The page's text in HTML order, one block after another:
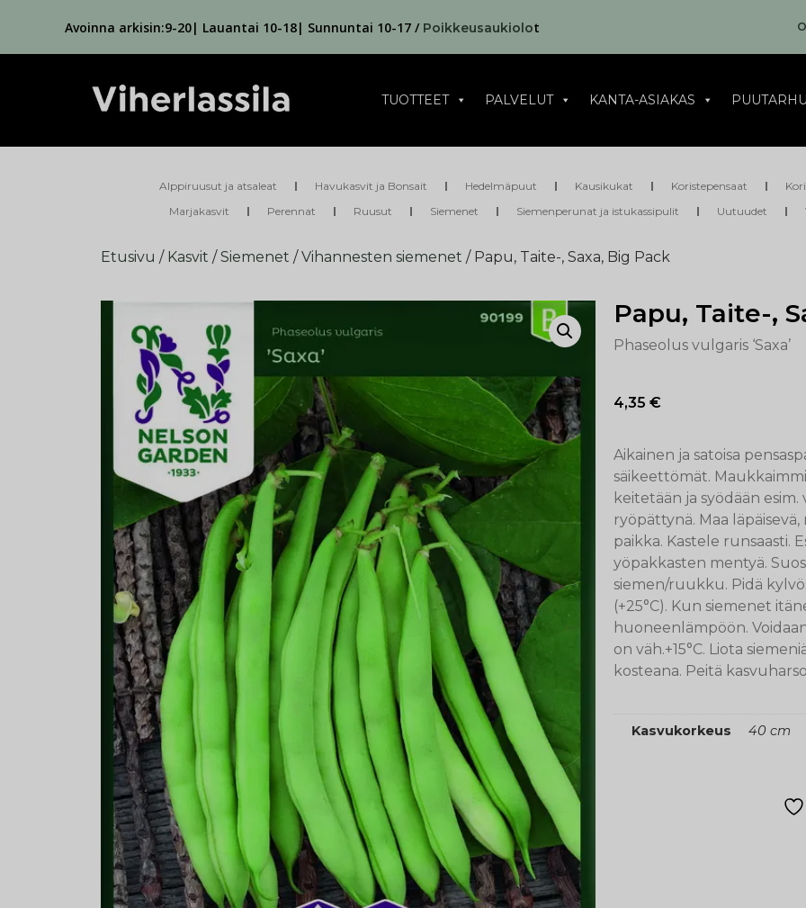
Avoinna arkisin:9-20| Lauantai 10-18| Sunnuntai 10-17 / Poikkeusaukiolot
TUOTTEET PALVELUT KANTA-ASIAKAS
Alppiruusut ja atsaleat Havukasvit ja Bonsait Hedelmäpuut Kausikukat Koristepensaat
Marjakasvit
Perennat Ruusut Siemenet Siemenperunat ja istukassipulit Uutuudet
Etusivu / Kasvit /Siemenet /Vihannesten siemenet / Papu, Taite-, Saxa, Big Pack
Papu, Taite-,
Phaseolus vulgaris ‘Saxa’
4,35 €
Aikainen ja satoisa
säikeettömät.
keitetään ja syödään
ryöpättynä. Maa
paikka. Kastele runsaasti.
yöpakkasten mentyä.
siemen/ruukku. Pidä
(+25°C). Kun siemenet
huoneenlämpöön.
on väh.+15°C. Liota
kosteana. Peitä
Kasvukorkeus 40 cm